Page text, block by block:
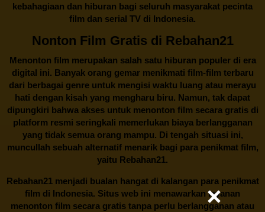
kebahagiaan dan hiburan bagi seluruh masyarakat pecinta
film dan serial TV di Indonesia.
Nonton Film Gratis di Rebahan21
Menonton film merupakan salah satu hiburan populer di era
digital ini. Banyak orang gemar menikmati film-film terbaru
dari berbagai genre untuk mengisi waktu luang atau merayu
hati dengan kisah yang mengharu biru. Namun, tak dapat
dipungkiri bahwa akses untuk menonton film secara gratis di
platform resmi seringkali memerlukan biaya berlangganan
yang tidak semua orang mampu. Di tengah situasi ini,
muncullah sebuah alternatif menarik bagi para penikmat film,
yaitu Rebahan21.
Rebahan21menjadi bualan hangat di kalangan para penikmat
film di Indonesia. Situs web ini menawarkan layanan
menonton film secara gratis tanpa perlu berlangganan atau